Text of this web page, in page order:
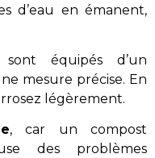
d’eau en émanent,
équipés d’un
mesure précise. En
légèrement.
, car un compost
des problèmes